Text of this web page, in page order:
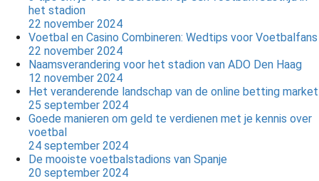
het stadion
22 november 2024
Voetbal en Casino Combineren: Wedtips voor Voetbalfans
22 november 2024
Naamsverandering voor het stadion van ADO Den Haag
12 november 2024
Het veranderende landschap van de online betting market
25 september 2024
Goede manieren om geld te verdienen met je kennis over
voetbal
24 september 2024
De mooiste voetbalstadions van Spanje
20 september 2024